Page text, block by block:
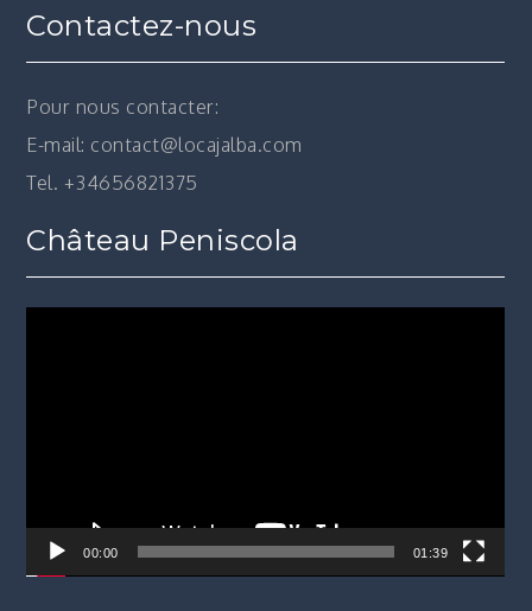
Contactez-nous
Pour nous contacter:
E-mail: contact@locajalba.com
Tel. +34656821375
Château Peniscola
00:00 01:39